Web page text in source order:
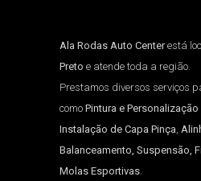
Ala Rodas Auto Centerestá
Preto e atende toda a região.
Prestamos diversos serviços
como Pintura e
Instalação de Capa Pinça,
Balanceamento, Suspensão,
Molas Esportivas.